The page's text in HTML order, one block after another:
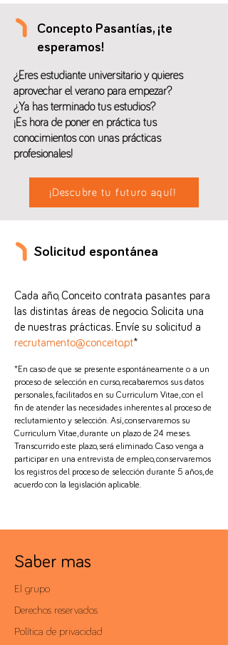
Concepto Pasantías, ¡te
esperamos!
¿Eres estudiante universitario y quieres
aprovechar el verano para empezar?
¿Ya has terminado tus estudios?
¡Es hora de poner en práctica tus
conocimientos con unas prácticas
profesionales!
¡Descubre tu futuro aquí!
Solicitud espontánea
Cada año, Conceito contrata pasantes para
las distintas áreas de negocio. Solicita una
de nuestras prácticas. Envíe su solicitud a
recrutamento@conceito.pt*
*En caso de que se presente espontáneamente o a un
proceso de selección en curso, recabaremos sus datos
personales, facilitados en su Curriculum Vitae, con el
fin de atender las necesidades inherentes al proceso de
reclutamiento y selección. Así, conservaremos su
Curriculum Vitae, durante un plazo de 24 meses.
Transcurrido este plazo, será eliminado. Caso venga a
participar en una entrevista de empleo, conservaremos
los registros del proceso de selección durante 5 años, de
acuerdo con la legislación aplicable.
Saber mas
El grupo
Derechos reservados
Política de privacidad